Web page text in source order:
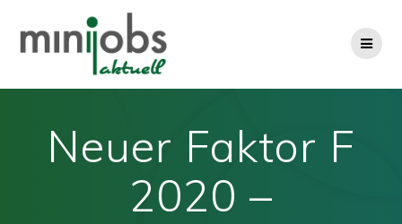
Neuer Faktor F
2020 –